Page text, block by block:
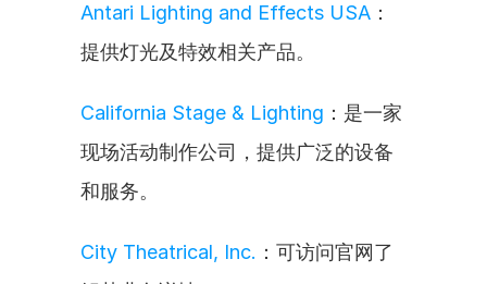
Antari Lighting and Effects USA ：
提供灯光及特效相关产品。
California Stage & Lighting ：是一家
现场活动制作公司，提供广泛的设备
和服务。
City Theatrical, Inc. ：可访问官网了